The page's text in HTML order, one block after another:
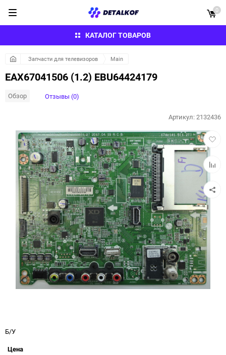
КАТАЛОГ ТОВАРОВ
0
Запчасти для телевизоров Main
EAX67041506 (1.2) EBU64424179
Обзор Отзывы (0)
в
к
Артикул:2132436
Б/У
Цена